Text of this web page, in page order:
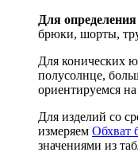
Для
брюки, шорты,
Для конических
полусолнце,
ориентируемся
Для изделий со
измеряем Обхват
значениями из